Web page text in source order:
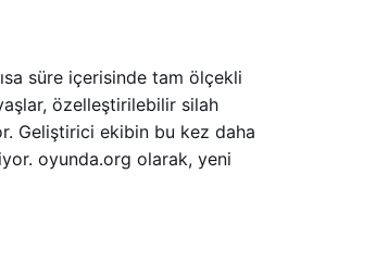
süre içerisinde tam ölçekli
özelleştirilebilir silah
Geliştirici ekibin bu kez daha
oyunda.org olarak, yeni